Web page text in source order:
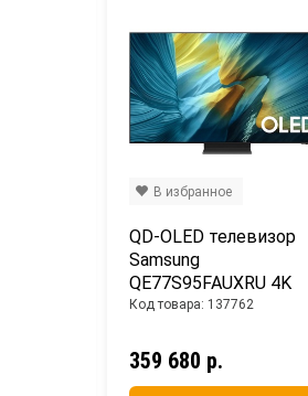
QD-OLED телевизор
Samsung
QE77S95FAUXRU 4K
Ultra HD
359 680 р.
Код товара: 137762
В избранное